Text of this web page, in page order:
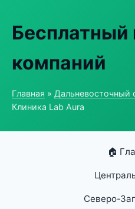
Бесплатный
компаний
Главная » Дальневосточный
Клиника Lab Aura
🏠
Северо-